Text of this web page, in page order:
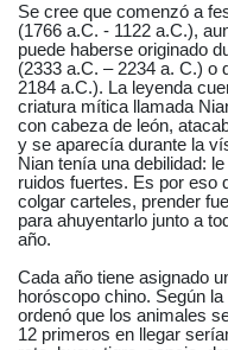
Se cree que comenzó a
(1766 a.C. - 1122 a.C.),
puede haberse originado
(2333 a.C. – 2234 a. C.) o
2184 a.C.). La leyenda
criatura mítica llamada
con cabeza de león,
y se aparecía durante la
Nian tenía una debilidad:
ruidos fuertes. Es por eso
colgar carteles, prender
para ahuyentarlo junto a
año.
Cada año tiene asignado
horóscopo chino. Según
ordenó que los animales
12 primeros en llegar